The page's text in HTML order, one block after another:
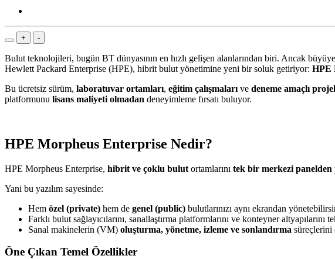
+ -
Bulut teknolojileri, bugün BT dünyasının en hızlı gelişen alanlarından biri. Ancak
Hewlett Packard Enterprise (HPE), hibrit bulut yönetimine yeni bir soluk getiriyor: HPE
Bu ücretsiz sürüm, laboratuvar ortamları, eğitim çalışmaları ve deneme amaçlı
platformunu lisans maliyeti olmadan deneyimleme fırsatı buluyor.
HPE Morpheus Enterprise Nedir?
HPE Morpheus Enterprise, hibrit ve çoklu bulut ortamlarını tek bir merkezi panelden
Yani bu yazılım sayesinde:
Hem özel (private) hem de genel (public) bulutlarınızı aynı ekrandan
Farklı bulut sağlayıcılarını, sanallaştırma platformlarını ve konteyner altyapılarını
Sanal makinelerin (VM) oluşturma, yönetme, izleme ve sonlandırma süreçlerini
Öne Çıkan Temel Özellikler